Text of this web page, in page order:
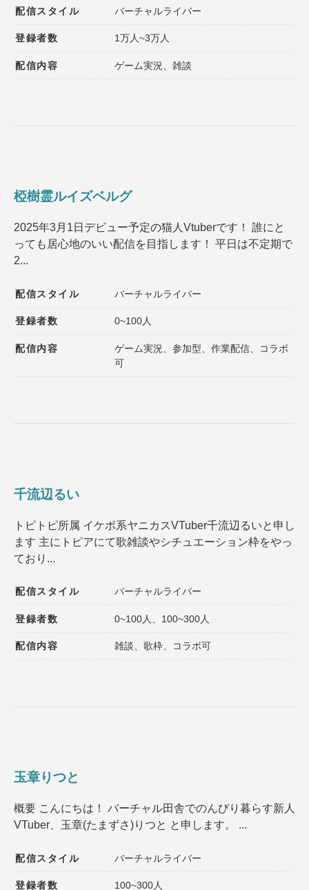
配信スタイル バーチャルライバー
登録者数 1万人~3万人
配信内容 ゲーム実況、雑談
椏樹霊ルイズベルグ
2025年3月1日デビュー予定の猫人Vtuberです！ 誰にと
っても居心地のいい配信を目指します！ 平日は不定期で
2...
配信スタイル バーチャルライバー
登録者数 0~100人
配信内容
ゲーム実況、参加型、作業配信、コラボ
可
千流辺るい
トピトピ所属 イケボ系ヤニカスVTuber千流辺るいと申し
ます 主にトピアにて歌雑談やシチュエーション枠をやっ
ており...
配信スタイル バーチャルライバー
登録者数 0~100人、100~300人
配信内容 雑談、歌枠、コラボ可
玉章りつと
概要 こんにちは！ バーチャル田舎でのんびり暮らす新人
VTuber、玉章(たまずさ)りつと と申します。 ...
配信スタイル バーチャルライバー
登録者数 100~300人